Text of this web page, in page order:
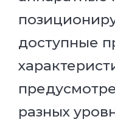
доступные
разных